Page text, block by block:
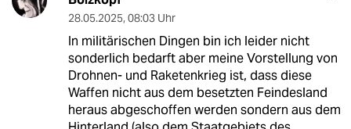
28.05.2025, 08:03 Uhr
In militärischen Dingen bin ich leider nicht
sonderlich bedarft aber meine Vorstellung von
Drohnen- und Raketenkrieg ist, dass diese
Waffen nicht aus dem besetzten Feindesland
heraus abgeschoffen werden sondern aus dem